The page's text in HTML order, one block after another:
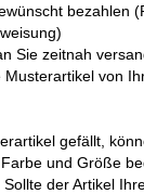
bezahlen
Sie zeitnah
von
gefällt,
und Größe
der Artikel